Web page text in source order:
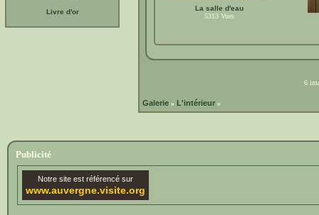
Livre d'or
La salle d'eau
5313 Vues
6
Galerie » L'intérieur »
Publicité
Notre site est référencé sur
www.auvergne.visite.org